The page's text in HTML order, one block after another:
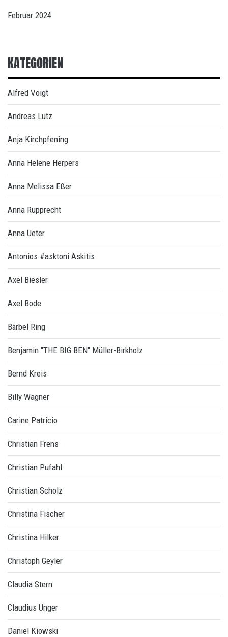
Februar 2024
KATEGORIEN
Alfred Voigt
Andreas Lutz
Anja Kirchpfening
Anna Helene Herpers
Anna Melissa Eßer
Anna Rupprecht
Anna Ueter
Antonios #asktoni Askitis
Axel Biesler
Axel Bode
Bärbel Ring
Benjamin "THE BIG BEN" Müller-Birkholz
Bernd Kreis
Billy Wagner
Carine Patricio
Christian Frens
Christian Pufahl
Christian Scholz
Christina Fischer
Christina Hilker
Christoph Geyler
Claudia Stern
Claudius Unger
Daniel Kiowski